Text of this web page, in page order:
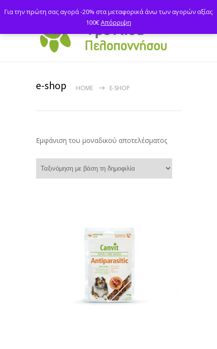
e-shop HOME E-SHOP
Εμφάνιση του μοναδικού αποτελέσματος
Για την πρώτη σας αγορά -20% στα μεταφορικά άνω των αγορών αξίας
100€Απόρριψη